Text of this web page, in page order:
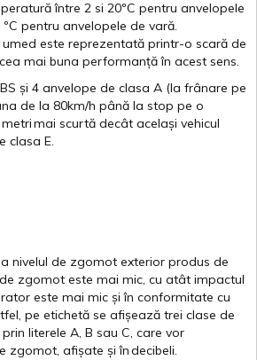
între 2 si 20ºC pentru anvelopele
pentru anvelopele de vară.
umed este reprezentată printr-o scară de
cea mai buna performanță în acest sens.
și 4 anvelope de clasa A (la frânare pe
de la 80km/h până la stop pe o
metrimai scurtă decât același vehicul
clasa E.
nivelul de zgomot exterior produs de
de zgomot este mai mic, cu atât impactul
este mai mic și în conformitate cu
, pe etichetă se afișează trei clase de
prin literele A, B sau C, care vor
zgomot, afișate și îndecibeli.